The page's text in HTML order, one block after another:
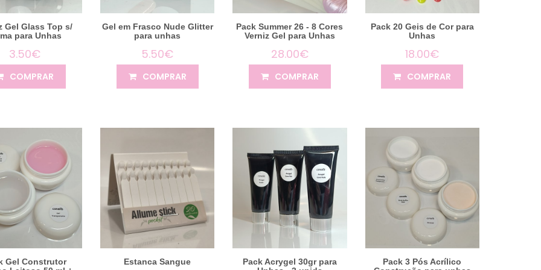
Gel Glass Top s/
para Unhas
3.50€
COMPRAR
Gel em Frasco Nude Glitter
para unhas
5.50€
COMPRAR
Pack Summer 26 - 8 Cores
Verniz Gel para Unhas
28.00€
COMPRAR
Pack 20 Geis de Cor para
Unhas
18.00€
COMPRAR
Gel Construtor
Estanca Sangue
Pack Acrygel 30gr para
Pack 3 Pós Acrílico